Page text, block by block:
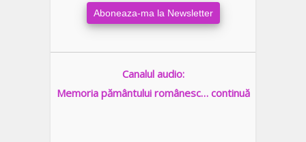
Canalul audio:
Memoria pământului românesc… continuă